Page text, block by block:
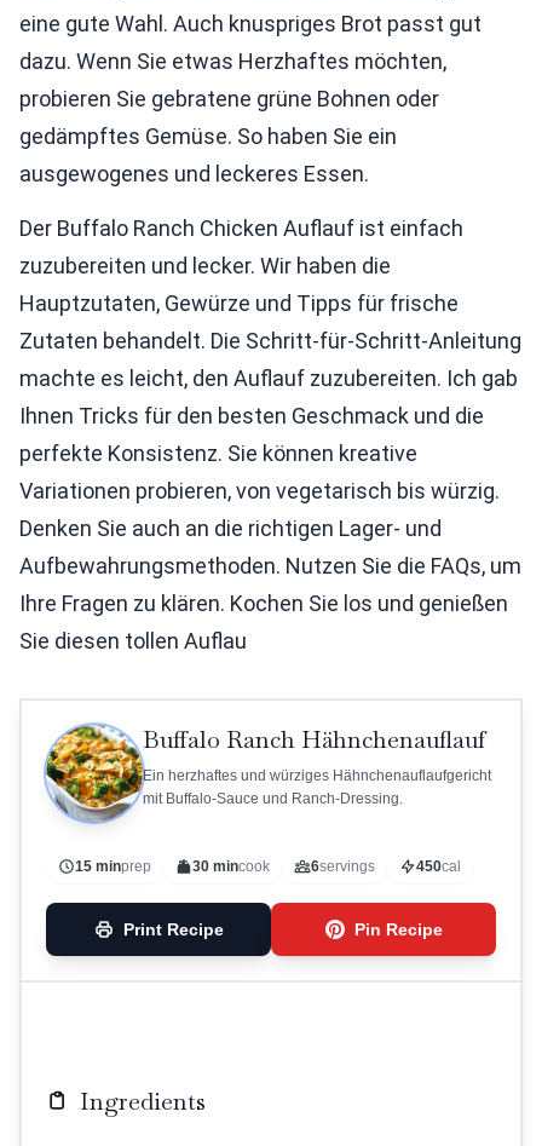
eine gute Wahl. Auch knuspriges Brot passt gut
dazu. Wenn Sie etwas Herzhaftes möchten,
probieren Sie gebratene grüne Bohnen oder
gedämpftes Gemüse. So haben Sie ein
ausgewogenes und leckeres Essen.
Der Buffalo Ranch Chicken Auflauf ist einfach
zuzubereiten und lecker. Wir haben die
Hauptzutaten, Gewürze und Tipps für frische
Zutaten behandelt. Die Schritt-für-Schritt-Anleitung
machte es leicht, den Auflauf zuzubereiten. Ich gab
Ihnen Tricks für den besten Geschmack und die
perfekte Konsistenz. Sie können kreative
Variationen probieren, von vegetarisch bis würzig.
Denken Sie auch an die richtigen Lager- und
Aufbewahrungsmethoden. Nutzen Sie die FAQs, um
Ihre Fragen zu klären. Kochen Sie los und genießen
Sie diesen tollen Auflau
Buffalo Ranch Hähnchenauflauf
Ein herzhaftes und würziges Hähnchenauflaufgericht
mit Buffalo-Sauce und Ranch-Dressing.
15 minprep 30 mincook 6servings 450cal
Print Recipe Pin Recipe
Ingredients